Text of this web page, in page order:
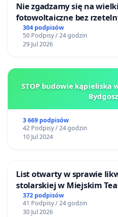
Nie zgadzamy się na
fotowoltaiczne bez
mieszkańców
304 podpisów
50 Podpisy / 24 godzin
29 Jul 2026
STOP budowie kąpieliska
3 669 podpisów
42 Podpisy / 24 godzin
10 Jul 2024
List otwarty w sprawie
stolarskiej w Miejskim
Gdańsku
372 podpisów
41 Podpisy / 24 godzin
30 Jul 2026